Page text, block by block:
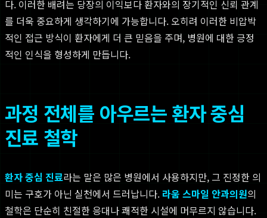
다. 이러한 배려는 당장의 이익보다 환자와의 장기적인 신뢰 관계
를 더욱 중요하게 생각하기에 가능합니다. 오히려 이러한 비압박
적인 접근 방식이 환자에게 더 큰 믿음을 주며, 병원에 대한 긍정
적인 인식을 형성하게 만듭니다.
과정 전체를 아우르는 환자 중심
진료 철학
환자 중심 진료라는 말은 많은 병원에서 사용하지만, 그 진정한 의
미는 구호가 아닌 실천에서 드러납니다. 라움 스마일 안과의원의
철학은 단순히 친절한 응대나 쾌적한 시설에 머무르지 않습니다.